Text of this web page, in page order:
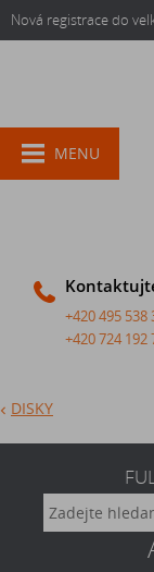
Nová registrace do
+420 495 538
+420 724 192
MENU
DISKY